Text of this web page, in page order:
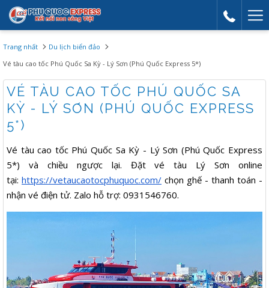
Trang nhất
Du lịch biển đảo
Vé tàu cao tốc Phú Quốc Sa Kỳ - Lý Sơn (Phú Quốc Express 5*)
VÉ TÀU CAO TỐC PHÚ QUỐC SA
KỲ - LÝ SƠN (PHÚ QUỐC EXPRESS
5*)
Vé tàu cao tốc Phú Quốc Sa Kỳ - Lý Sơn (Phú Quốc Express
5*) và chiều ngược lại. Đặt vé tàu Lý Sơn online
tại: https://vetaucaotocphuquoc.com/ chọn ghế - thanh toán -
nhận vé điện tử. Zalo hỗ trợ: 0931546760.